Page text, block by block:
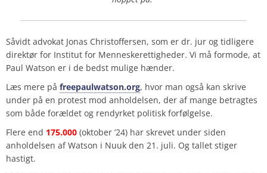
Såvidt advokat Jonas Christoffersen, som er dr. jur og tidligere
direktør for Institut for Menneskerettigheder. Vi må formode, at
Paul Watson er i de bedst mulige hænder.
Læs mere på freepaulwatson.org, hvor man også kan skrive
under på en protest mod anholdelsen, der af mange betragtes
som både forældet og rendyrket politisk forfølgelse.
Flere end 175.000 (oktober ’24) har skrevet under siden
anholdelsen af Watson i Nuuk den 21. juli. Og tallet stiger
hastigt.